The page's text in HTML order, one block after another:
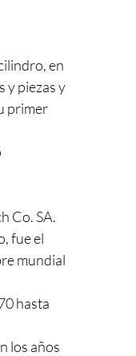
en
y piezas y
primer
Co. SA.
fue el
mundial
hasta
los años